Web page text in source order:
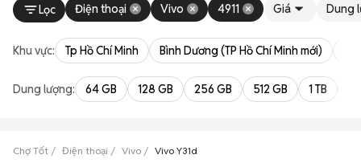
Lọc Điện thoại Vivo 4911 Giá Dung
Khu vực: Tp Hồ Chí Minh Bình Dương (TP Hồ Chí Minh mới)
Dung lượng: 64 GB 128 GB 256 GB 512 GB 1 TB
Chợ Tốt Điện thoại Vivo Vivo Y31d